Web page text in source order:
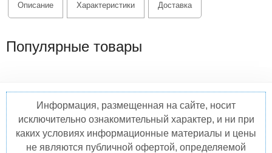
Описание Характеристики Доставка
Популярные товары
Информация, размещенная на сайте, носит
исключительно ознакомительный характер, и ни при
каких условиях информационные материалы и цены
не являются публичной офертой, определяемой